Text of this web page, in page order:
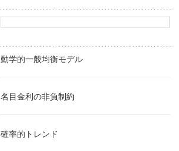
動学的一般均衡モデル
名目金利の非負制約
確率的トレンド